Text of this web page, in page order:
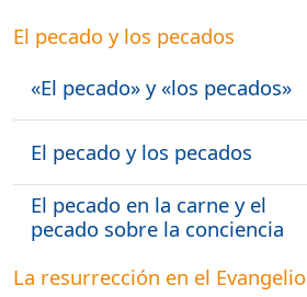
El pecado y los pecados
«El pecado» y «los pecados»
El pecado y los pecados
El pecado en la carne y el
pecado sobre la conciencia
La resurrección en el Evangelio